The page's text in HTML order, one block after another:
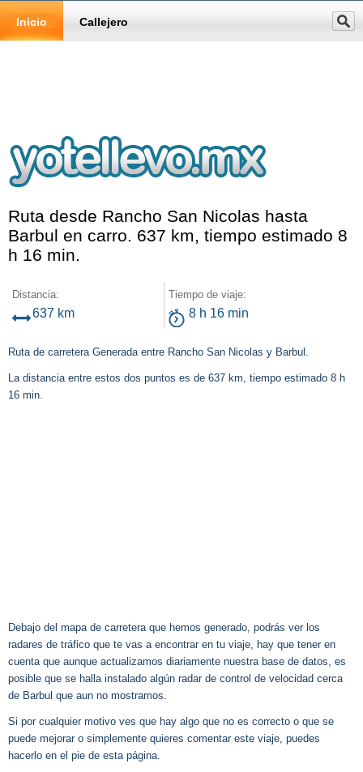
Inicio Callejero
Ruta desde Rancho San Nicolas hasta
Barbul en carro. 637 km, tiempo estimado 8
h 16 min.
Distancia:
637 km
Tiempo de viaje:
8 h 16 min
Ruta de carretera Generada entre Rancho San Nicolas y Barbul.
La distancia entre estos dos puntos es de 637 km, tiempo estimado 8 h
16 min.
Debajo del mapa de carretera que hemos generado, podrás ver los
radares de tráfico que te vas a encontrar en tu viaje, hay que tener en
cuenta que aunque actualizamos diariamente nuestra base de datos, es
posible que se halla instalado algún radar de control de velocidad cerca
de Barbul que aun no mostramos.
Si por cualquier motivo ves que hay algo que no es correcto o que se
puede mejorar o simplemente quieres comentar este viaje, puedes
hacerlo en el pie de esta página.